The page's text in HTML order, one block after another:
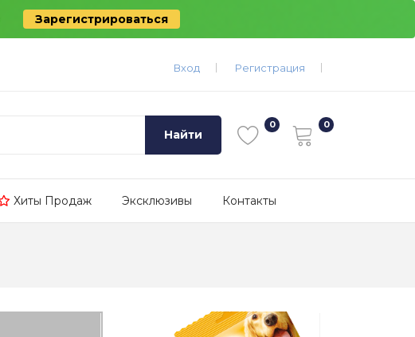
Зарегистрироваться
Вход Регистрация
Найти
Хиты Продаж Эксклюзивы Контакты